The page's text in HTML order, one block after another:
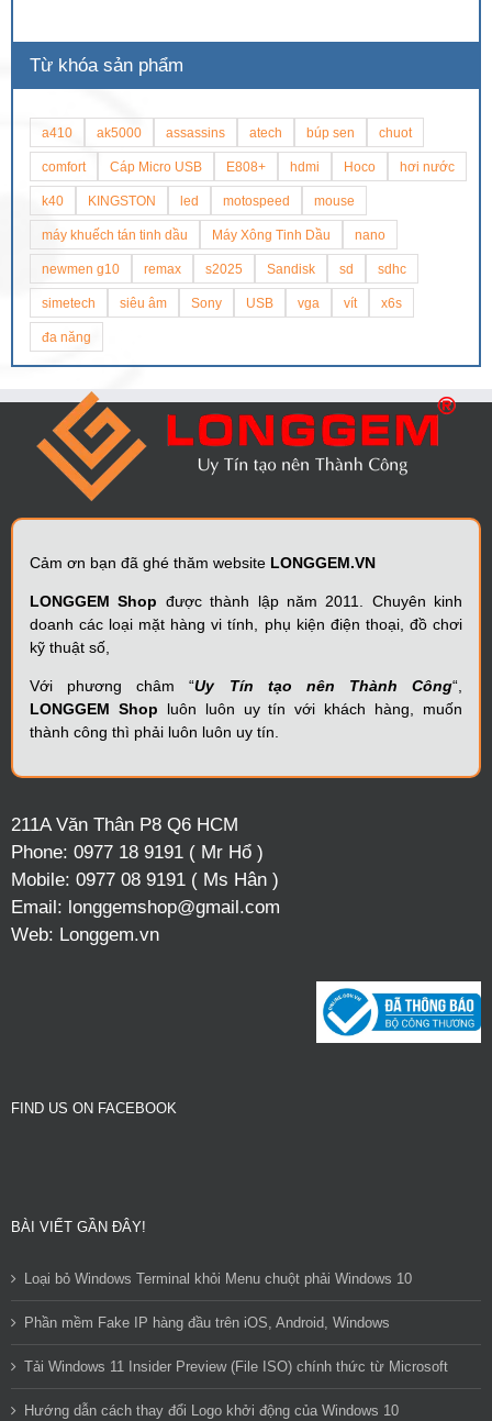
Từ khóa sản phẩm
a410 ak5000 assassins atech búp sen chuot
comfort Cáp Micro USB E808+ hdmi Hoco hơi nước
k40 KINGSTON led motospeed mouse
máy khuếch tán tinh dầu Máy Xông Tinh Dầu nano
newmen g10 remax s2025 Sandisk sd sdhc
simetech siêu âm Sony USB vga vít x6s
đa năng
Cảm ơn bạn đã ghé thăm website LONGGEM.VN
LONGGEM Shop được thành lập năm 2011. Chuyên kinh
doanh các loại mặt hàng vi tính, phụ kiện điện thoại, đồ chơi
kỹ thuật số,
Với phương châm “Uy Tín tạo nên Thành Công“,
LONGGEM Shop luôn luôn uy tín với khách hàng, muốn
thành công thì phải luôn luôn uy tín.
211A Văn Thân P8 Q6 HCM
Phone: 0977 18 9191 ( Mr Hổ )
Mobile: 0977 08 9191 ( Ms Hân )
Email: longgemshop@gmail.com
Web: Longgem.vn
FIND US ON FACEBOOK
BÀI VIẾT GẦN ĐÂY!
Loại bỏ Windows Terminal khỏi Menu chuột phải Windows 10
Phần mềm Fake IP hàng đầu trên iOS, Android, Windows
Tải Windows 11 Insider Preview (File ISO) chính thức từ Microsoft
Hướng dẫn cách thay đổi Logo khởi động của Windows 10